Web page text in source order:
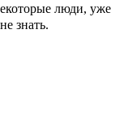
люди, уже
знать.